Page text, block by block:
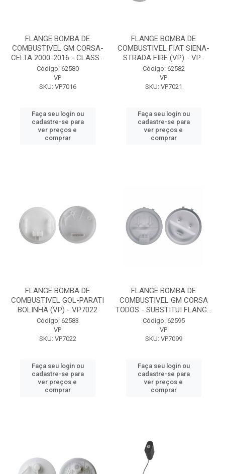
FLANGE BOMBA DE
COMBUSTIVEL GM CORSA-
CELTA 2000-2016 - CLASS...
Código: 62580
VP
SKU: VP7016
Faça seu login ou
cadastre-se para
ver preços e
comprar
FLANGE BOMBA DE
COMBUSTIVEL FIAT SIENA-
STRADA FIRE (VP) - VP...
Código: 62582
VP
SKU: VP7021
Faça seu login ou
cadastre-se para
ver preços e
comprar
FLANGE BOMBA DE
COMBUSTIVEL GOL-PARATI
BOLINHA (VP) - VP7022
Código: 62583
VP
SKU: VP7022
Faça seu login ou
cadastre-se para
ver preços e
comprar
FLANGE BOMBA DE
COMBUSTIVEL GM CORSA
TODOS - SUBSTITUI FLANG...
Código: 62595
VP
SKU: VP7099
Faça seu login ou
cadastre-se para
ver preços e
comprar